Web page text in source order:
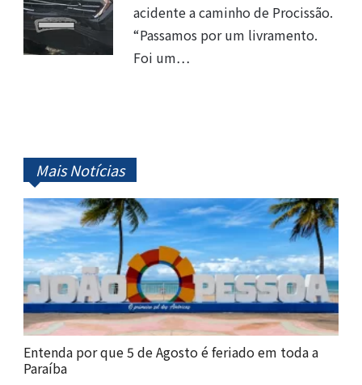
acidente a caminho de Procissão.
“Passamos por um livramento.
Foi um…
Mais Notícias
Entenda por que 5 de Agosto é feriado em toda a
Paraíba